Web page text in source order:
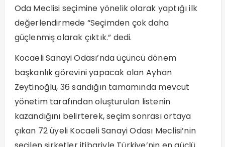
Oda Meclisi seçimine yönelik olarak yaptığı ilk
değerlendirmede “Seçimden çok daha
güçlenmiş olarak çıktık.” dedi.
Kocaeli Sanayi Odası’nda üçüncü dönem
başkanlık görevini yapacak olan Ayhan
Zeytinoğlu, 36 sandığın tamamında mevcut
yönetim tarafından oluşturulan listenin
kazandığını belirterek, seçim sonrası ortaya
çıkan 72 üyeli Kocaeli Sanayi Odası Meclisi’nin